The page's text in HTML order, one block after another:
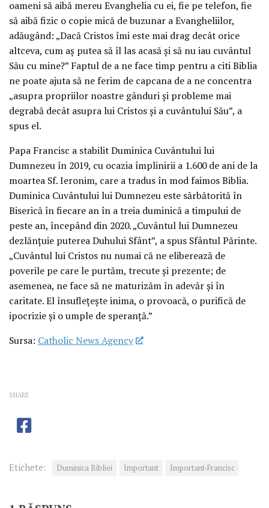
oameni să aibă mereu Evanghelia cu ei, fie pe telefon, fie
să aibă fizic o copie mică de buzunar a Evangheliilor,
adăugând: „Dacă Cristos îmi este mai drag decât orice
altceva, cum aș putea să îl las acasă și să nu iau cuvântul
Său cu mine?” Faptul de a ne face timp pentru a citi Biblia
ne poate ajuta să ne ferim de capcana de a ne concentra
„asupra propriilor noastre gânduri și probleme mai
degrabă decât asupra lui Cristos și a cuvântului Său”, a
spus el.
Papa Francisc a stabilit Duminica Cuvântului lui
Dumnezeu în 2019, cu ocazia împlinirii a 1.600 de ani de la
moartea Sf. Ieronim, care a tradus în mod faimos Biblia.
Duminica Cuvântului lui Dumnezeu este sărbătorită în
Biserică în fiecare an în a treia duminică a timpului de
peste an, începând din 2020. „Cuvântul lui Dumnezeu
dezlănțuie puterea Duhului Sfânt”, a spus Sfântul Părinte.
„Cuvântul lui Cristos nu numai că ne eliberează de
poverile pe care le purtăm, trecute și prezente; de
asemenea, ne face să ne maturizăm în adevăr și în
caritate. El însuflețește inima, o provoacă, o purifică de
ipocrizie și o umple de speranță.”
Sursa: Catholic News Agency
SHARE
Etichete: Duminica Bibliei Important Important-Francisc